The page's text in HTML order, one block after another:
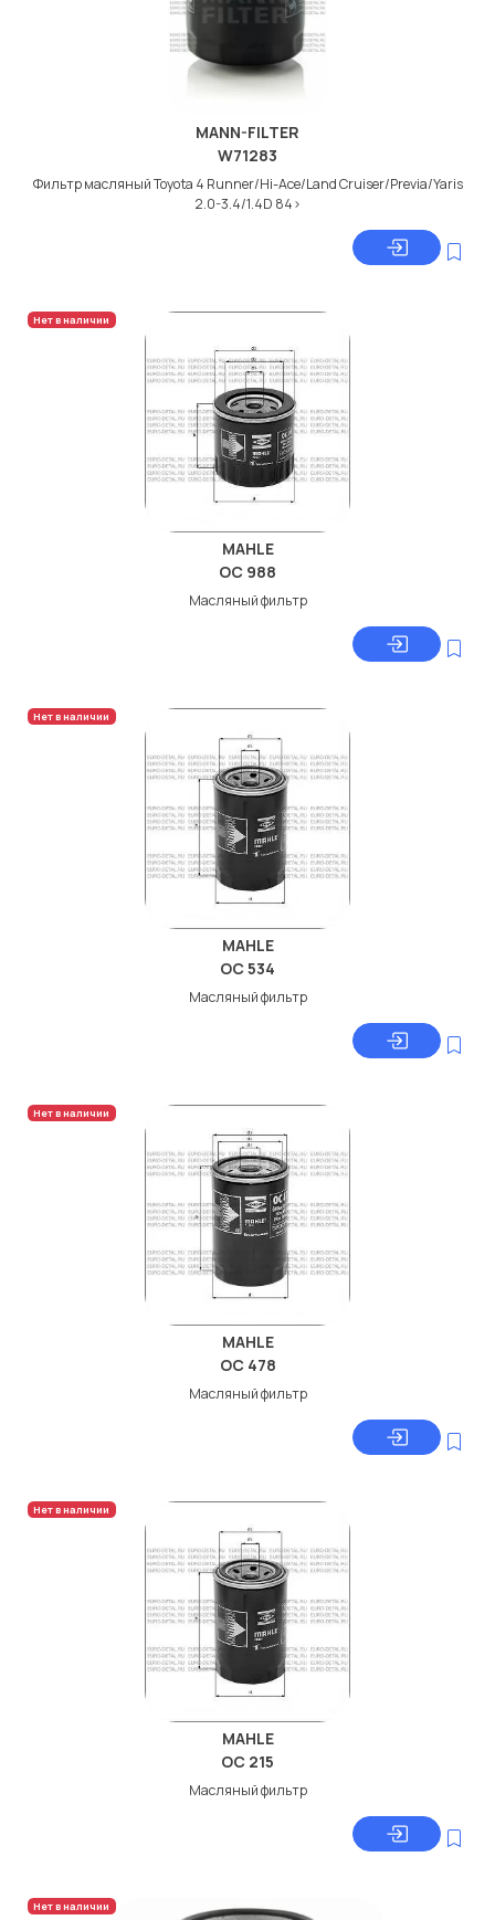
MANN-FILTER
W71283
Фильтр масляный Toyota 4 Runner/Hi-Ace/Land Cruiser/Previa/Yaris
2.0-3.4/1.4D 84>
Нет в наличии
MAHLE
OC 988
Масляный фильтр
Нет в наличии
MAHLE
OC 534
Масляный фильтр
Нет в наличии
MAHLE
OC 478
Масляный фильтр
Нет в наличии
MAHLE
OC 215
Масляный фильтр
Нет в наличии